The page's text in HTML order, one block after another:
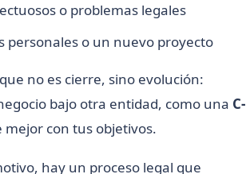
o problemas legales
personales o un nuevo proyecto
no es cierre, sino evolución:
bajo otra entidad, como una C-
mejor con tus objetivos.
hay un proceso legal que